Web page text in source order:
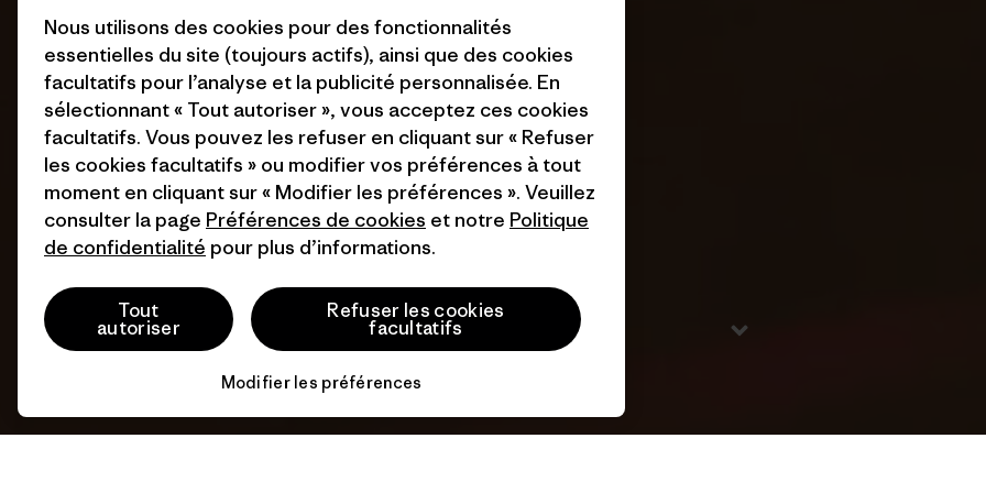
Nous utilisons des cookies pour des fonctionnalités
essentielles du site (toujours actifs), ainsi que des cookies
facultatifs pour l’analyse et la publicité personnalisée. En
sélectionnant « Tout autoriser », vous acceptez ces cookies
facultatifs. Vous pouvez les refuser en cliquant sur « Refuser
les cookies facultatifs » ou modifier vos préférences à tout
moment en cliquant sur « Modifier les préférences ». Veuillez
consulter la page Préférences de cookies et notre Politique
de confidentialité pour plus d’informations.
Tout
autoriser
Refuser les cookies
facultatifs
Modifier les préférences